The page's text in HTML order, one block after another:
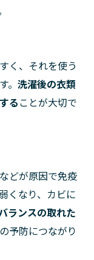
く、それを使う
洗濯後の衣類
ることが大切で
どが原因で免疫
くなり、カビに
ランスの取れた
予防につながり